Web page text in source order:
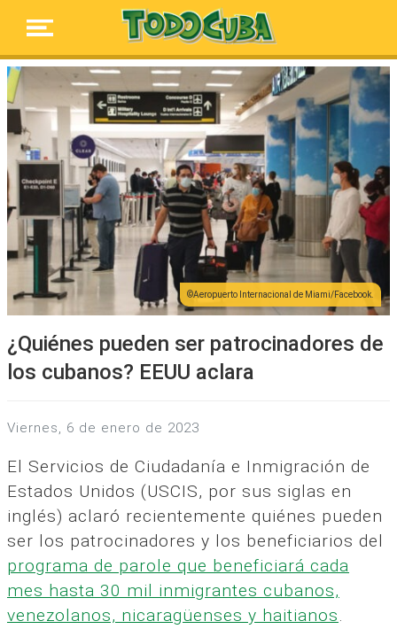
Aeropuerto Internacional de Miami/Facebook.
¿Quiénes pueden ser patrocinadores de
los cubanos? EEUU aclara
viernes, 6 de enero de 2023
El Servicios de Ciudadanía e Inmigración de
Estados Unidos (USCIS, por sus siglas en
inglés) aclaró recientemente quiénes pueden
ser los patrocinadores y los beneficiarios del
programa de parole que beneficiará cada
mes hasta 30 mil inmigrantes cubanos,
venezolanos, nicaragüenses y haitianos.